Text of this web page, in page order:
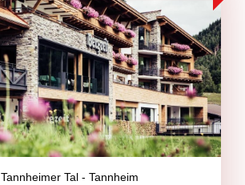
Tannheimer Tal - Tannheim